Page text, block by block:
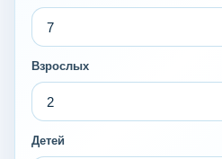
Взрослых
Детей